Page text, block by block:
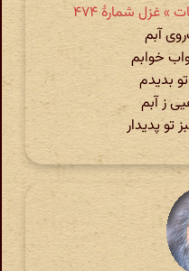
» غزل شمارهٔ ۴۷۴
آبم
خوابم
بدیدم
ز آبم
پدیدار